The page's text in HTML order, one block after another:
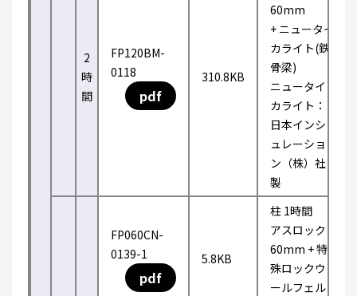
2
時
間
FP120BM-
0118
pdf
310.8KB
60mm
+ ニュータイ
カライト(鉄
骨梁)
ニュータイ
カライト：
日本インシ
ュレーショ
ン（株）社
製
FP060CN-
0139-1
pdf
5.8KB
柱 1時間
アスロック
60mm + 特
殊ロックウ
ールフェル